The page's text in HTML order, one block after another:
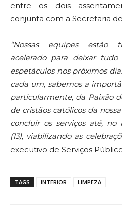
entre os dois
conjunta com a Secretaria
“Nossas equipes estão
acelerado para deixar
espetáculos nos próximos
cada um, sabemos a
particularmente, da Paixão
de cristãos católicos da
concluir os serviços até, no
(13), viabilizando as
executivo de Serviços
TAGS INTERIOR LIMPEZA